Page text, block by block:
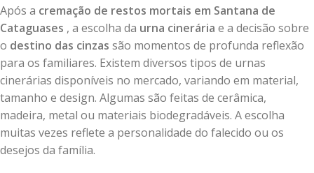
Após a cremação de restos mortais em Santana de
Cataguases , a escolha da urna cinerária e a decisão sobre
o destino das cinzas são momentos de profunda reflexão
para os familiares. Existem diversos tipos de urnas
cinerárias disponíveis no mercado, variando em material,
tamanho e design. Algumas são feitas de cerâmica,
madeira, metal ou materiais biodegradáveis. A escolha
muitas vezes reflete a personalidade do falecido ou os
desejos da família.